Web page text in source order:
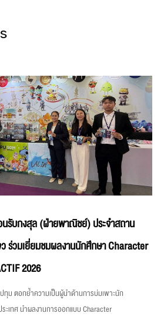
รับกงสุล (ฝ่ายพาณิชย์) ประจำสถาน
ร่วมเยี่ยมชมผลงานนักศึกษา Character
2026
ม ตอกย้ำความเป็นผู้นำด้านการบ่มเพาะนัก
ะเทศ นำผลงานการออกแบบ Character